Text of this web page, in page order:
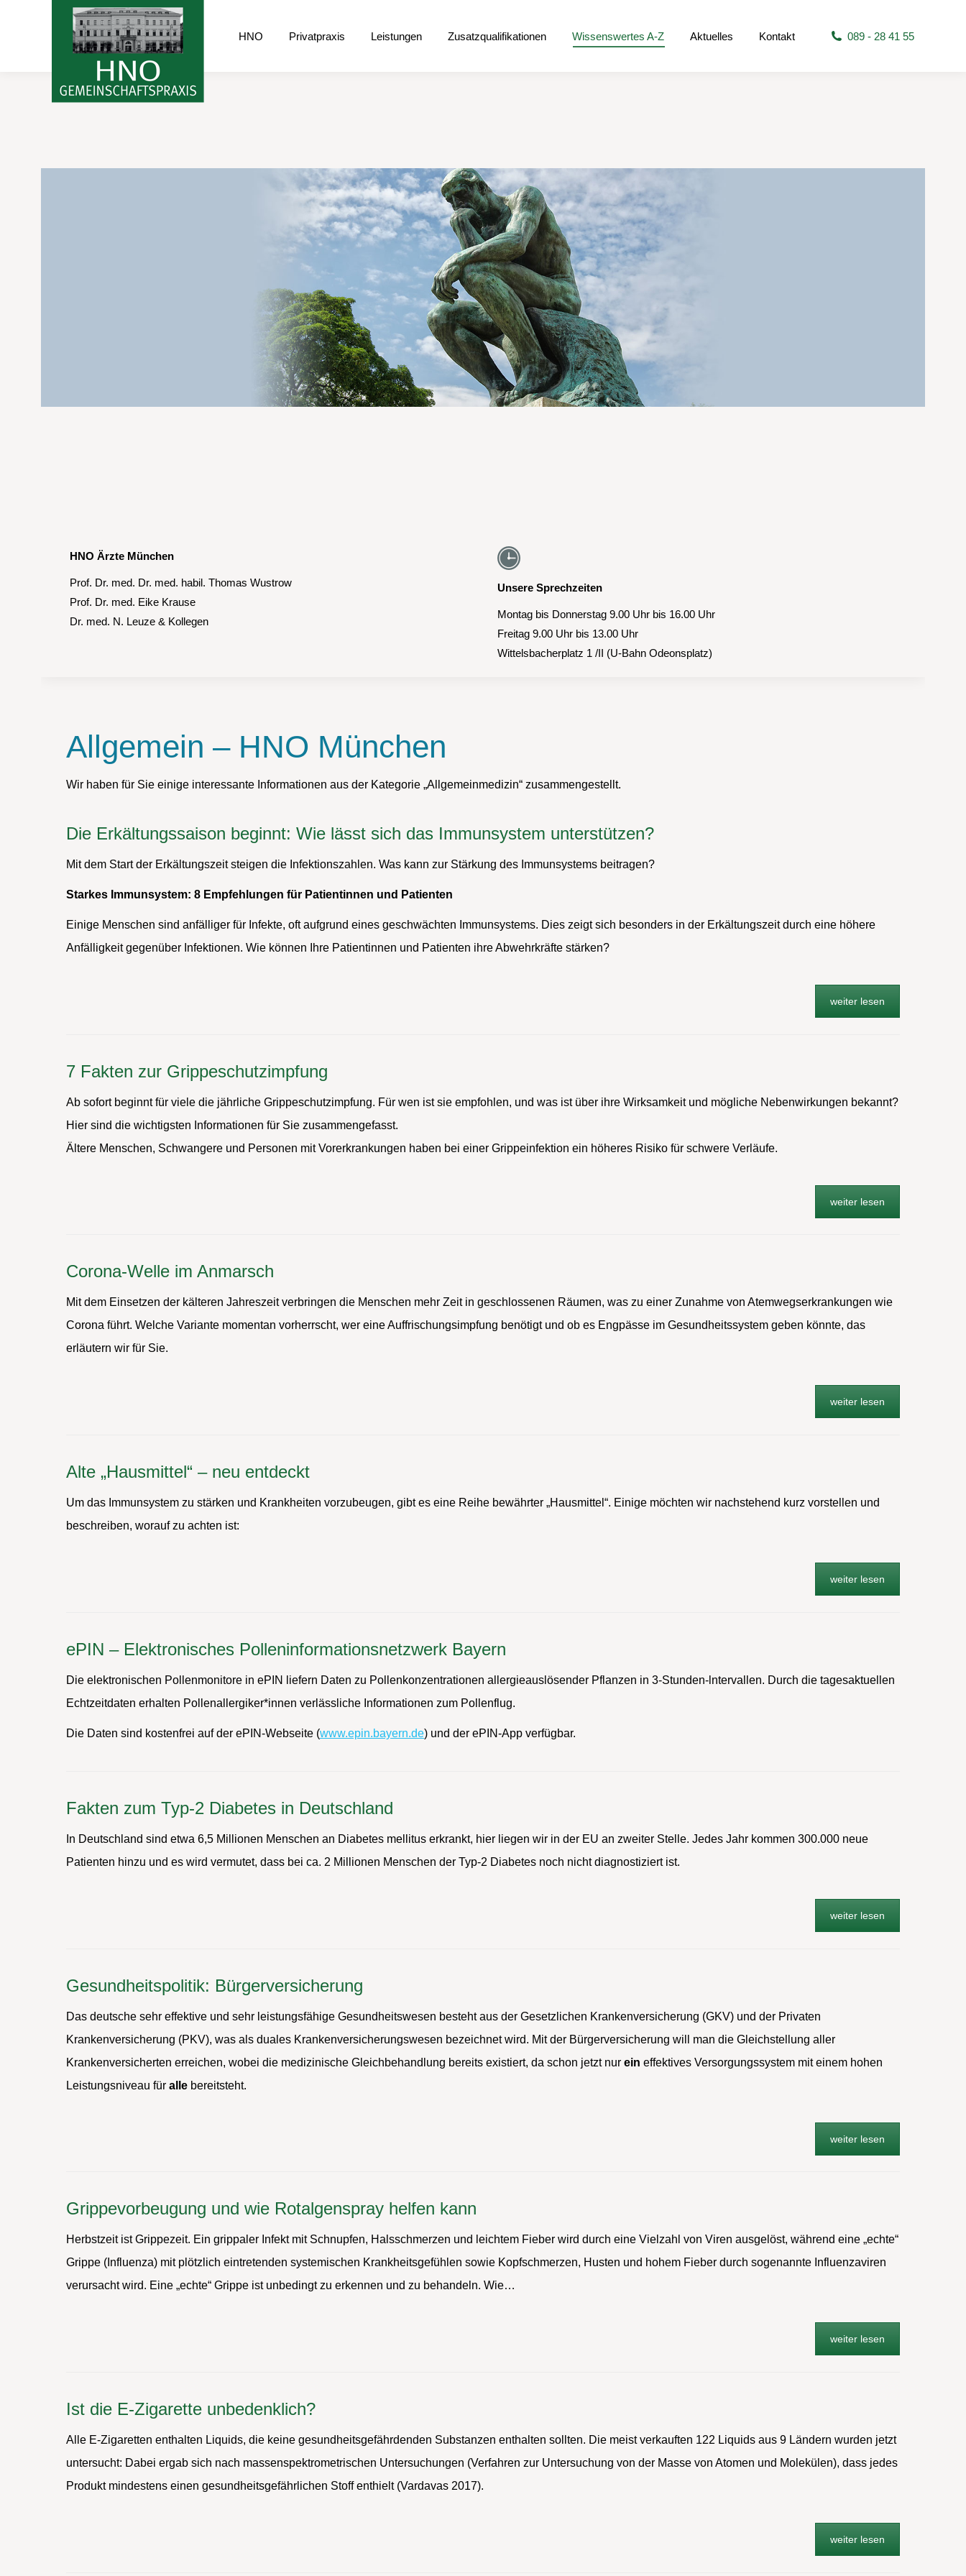
HNO Privatpraxis Leistungen Zusatzqualifikationen Wissenswertes A-Z Aktuelles Kontakt 089 - 28 41 55
HNO Ärzte München
Prof. Dr. med. Dr. med. habil. Thomas Wustrow
Prof. Dr. med. Eike Krause
Dr. med. N. Leuze & Kollegen
Unsere Sprechzeiten
Montag bis Donnerstag 9.00 Uhr bis 16.00 Uhr
Freitag 9.00 Uhr bis 13.00 Uhr
Wittelsbacherplatz 1 /II (U-Bahn Odeonsplatz)
Allgemein – HNO München
Wir haben für Sie einige interessante Informationen aus der Kategorie „Allgemeinmedizin“ zusammengestellt.
Die Erkältungssaison beginnt: Wie lässt sich das Immunsystem unterstützen?
Mit dem Start der Erkältungszeit steigen die Infektionszahlen. Was kann zur Stärkung des Immunsystems beitragen?
Starkes Immunsystem: 8 Empfehlungen für Patientinnen und Patienten
Einige Menschen sind anfälliger für Infekte, oft aufgrund eines geschwächten Immunsystems. Dies zeigt sich besonders in der Erkältungszeit durch eine höhere
Anfälligkeit gegenüber Infektionen. Wie können Ihre Patientinnen und Patienten ihre Abwehrkräfte stärken?
weiter lesen
7 Fakten zur Grippeschutzimpfung
Ab sofort beginnt für viele die jährliche Grippeschutzimpfung. Für wen ist sie empfohlen, und was ist über ihre Wirksamkeit und mögliche Nebenwirkungen bekannt?
Hier sind die wichtigsten Informationen für Sie zusammengefasst.
Ältere Menschen, Schwangere und Personen mit Vorerkrankungen haben bei einer Grippeinfektion ein höheres Risiko für schwere Verläufe.
weiter lesen
Corona-Welle im Anmarsch
Mit dem Einsetzen der kälteren Jahreszeit verbringen die Menschen mehr Zeit in geschlossenen Räumen, was zu einer Zunahme von Atemwegserkrankungen wie
Corona führt. Welche Variante momentan vorherrscht, wer eine Auffrischungsimpfung benötigt und ob es Engpässe im Gesundheitssystem geben könnte, das
erläutern wir für Sie.
weiter lesen
Alte „Hausmittel“ – neu entdeckt
Um das Immunsystem zu stärken und Krankheiten vorzubeugen, gibt es eine Reihe bewährter „Hausmittel“. Einige möchten wir nachstehend kurz vorstellen und
beschreiben, worauf zu achten ist:
weiter lesen
ePIN – Elektronisches Polleninformationsnetzwerk Bayern
Die elektronischen Pollenmonitore in ePIN liefern Daten zu Pollenkonzentrationen allergieauslösender Pflanzen in 3-Stunden-lntervallen. Durch die tagesaktuellen
Echtzeitdaten erhalten Pollenallergiker*innen verlässliche Informationen zum Pollenflug.
Die Daten sind kostenfrei auf der ePIN-Webseite (www.epin.bayern.de) und der ePIN-App verfügbar.
Fakten zum Typ-2 Diabetes in Deutschland
In Deutschland sind etwa 6,5 Millionen Menschen an Diabetes mellitus erkrankt, hier liegen wir in der EU an zweiter Stelle. Jedes Jahr kommen 300.000 neue
Patienten hinzu und es wird vermutet, dass bei ca. 2 Millionen Menschen der Typ-2 Diabetes noch nicht diagnostiziert ist.
weiter lesen
Gesundheitspolitik: Bürgerversicherung
Das deutsche sehr effektive und sehr leistungsfähige Gesundheitswesen besteht aus der Gesetzlichen Krankenversicherung (GKV) und der Privaten
Krankenversicherung (PKV), was als duales Krankenversicherungswesen bezeichnet wird. Mit der Bürgerversicherung will man die Gleichstellung aller
Krankenversicherten erreichen, wobei die medizinische Gleichbehandlung bereits existiert, da schon jetzt nur ein effektives Versorgungssystem mit einem hohen
Leistungsniveau für alle bereitsteht.
weiter lesen
Grippevorbeugung und wie Rotalgenspray helfen kann
Herbstzeit ist Grippezeit. Ein grippaler Infekt mit Schnupfen, Halsschmerzen und leichtem Fieber wird durch eine Vielzahl von Viren ausgelöst, während eine „echte“
Grippe (Influenza) mit plötzlich eintretenden systemischen Krankheitsgefühlen sowie Kopfschmerzen, Husten und hohem Fieber durch sogenannte Influenzaviren
verursacht wird. Eine „echte“ Grippe ist unbedingt zu erkennen und zu behandeln. Wie…
weiter lesen
Ist die E-Zigarette unbedenklich?
Alle E-Zigaretten enthalten Liquids, die keine gesundheitsgefährdenden Substanzen enthalten sollten. Die meist verkauften 122 Liquids aus 9 Ländern wurden jetzt
untersucht: Dabei ergab sich nach massenspektrometrischen Untersuchungen (Verfahren zur Untersuchung von der Masse von Atomen und Molekülen), dass jedes
Produkt mindestens einen gesundheitsgefährlichen Stoff enthielt (Vardavas 2017).
weiter lesen